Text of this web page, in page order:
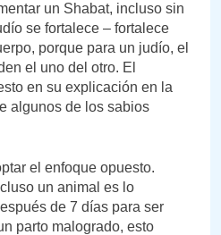
un Shabat, incluso sin
se fortalece – fortalece
porque para un judío, el
el uno del otro. El
en su explicación en la
algunos de los sabios
el enfoque opuesto.
un animal es lo
de 7 días para ser
parto malogrado, esto